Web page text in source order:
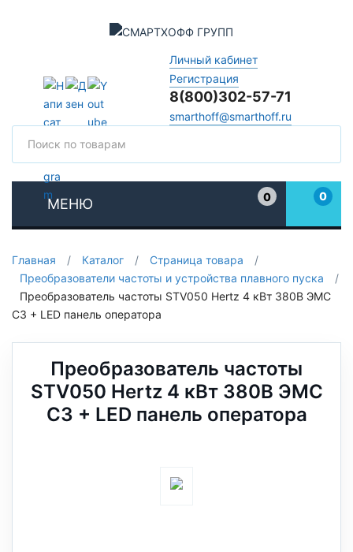
Личный кабинет
Регистрация
8(800)302-57-71
smarthoff@smarthoff.ru
МЕНЮ
0
0
Главная / Каталог / Страница товара
/
Преобразователи частоты и устройства плавного пуска
/
Преобразователь частоты STV050 Hertz 4 кВт 380В ЭМС
С3 + LED панель оператора
Преобразователь частоты
STV050 Hertz 4 кВт 380В ЭМС
С3 + LED панель оператора